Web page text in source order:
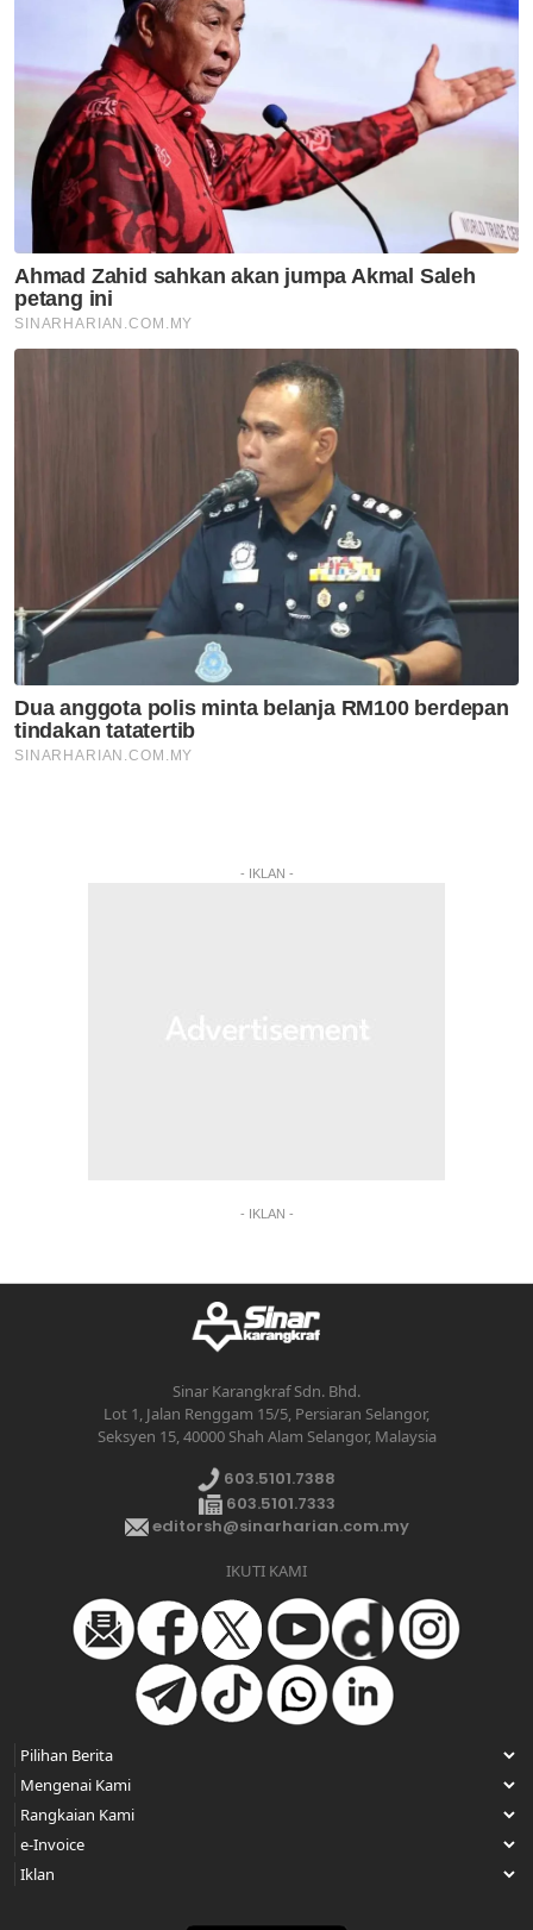
- IKLAN -
- IKLAN -
Sinar Karangkraf Sdn. Bhd.
Lot 1, Jalan Renggam 15/5, Persiaran Selangor,
Seksyen 15, 40000 Shah Alam Selangor, Malaysia
603.5101.7388
603.5101.7333
editorsh@sinarharian.com.my
IKUTI KAMI